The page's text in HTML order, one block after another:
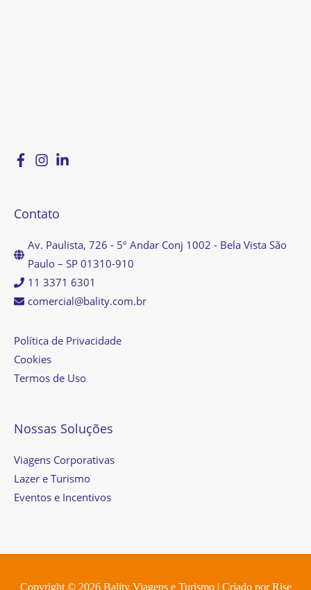
Contato
Av. Paulista, 726 - 5º Andar Conj 1002 - Bela Vista São
Paulo – SP 01310-910
11 3371 6301
comercial@bality.com.br
Política de Privacidade
Cookies
Termos de Uso
Nossas Soluções
Viagens Corporativas
Lazer e Turismo
Eventos e Incentivos
Copyright © 2026 Bality Viagens e Turismo| Criado porRise